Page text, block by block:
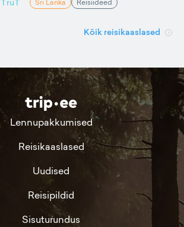
TruT Sri Lanka Reisiideed
Kõik reisikaaslased
Lennupakkumised
Reisikaaslased
Uudised
Reisipildid
Sisuturundus